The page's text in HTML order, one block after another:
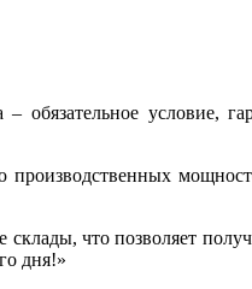
обязательное
что позволяет
дня!»